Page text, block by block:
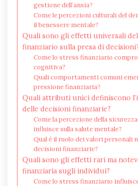
gestione dell’ansia?
Come le percezioni culturali del
il benessere mentale?
Quali sono gli effetti universali
finanziario sulla presa di
Come lo stress finanziario
cognitiva?
Quali comportamenti comuni
pressione finanziaria?
Quali attributi unici definiscono
delle decisioni finanziarie?
Come la percezione della
influisce sulla salute mentale?
Qual è il ruolo dei valori personali
decisioni finanziarie?
Quali sono gli effetti rari ma
finanziaria sugli individui?
Come lo stress finanziario